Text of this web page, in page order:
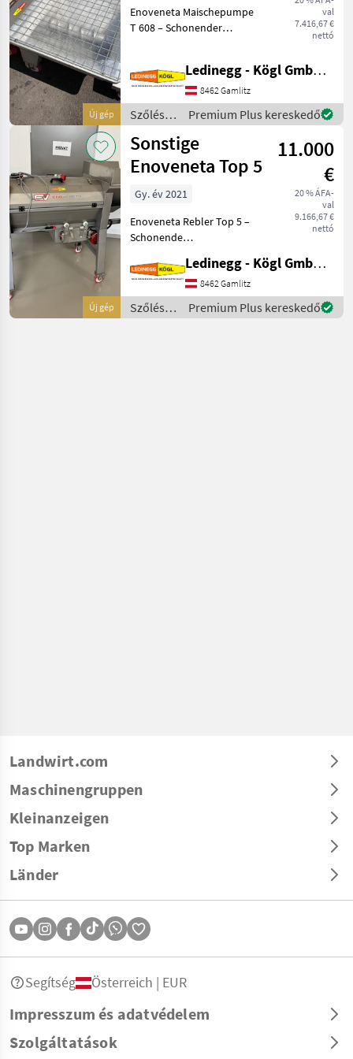
Új gép
val
7.416,67 €
nettó
Enoveneta Maischepumpe
T 608 – Schonender
Technologie, Baujahr 2026
Beschreibung: Die
Enoveneta Maischepumpe
T 608 aus dem
Ledinegg - Kögl GmbH - Obst- und Weinbautechnik
8462 Gamlitz
Szőlészeti
gépek /
Enoveneta
Premium Plus kereskedő
Új gép
Sonstige
Enoveneta Top 5
11.000
€
20 % ÁFA-
val
9.166,67 €
nettó
Gy. év 2021
Enoveneta Rebler Top 5 –
Schonende
herausragendem Preis-
Leistungs-Verhältnis
Beschreibung: Der
Enoveneta Rebler Top 5 ist
Ledinegg - Kögl GmbH - Obst- und Weinbautechnik
8462 Gamlitz
Szőlészeti
gépek /
Premium Plus kereskedő
Landwirt.com
Maschinengruppen
Kleinanzeigen
Top Marken
Länder
Impresszum és adatvédelem
Szolgáltatások
Segítség Österreich | EUR